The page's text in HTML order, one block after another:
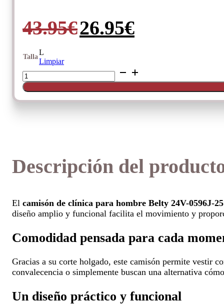
43.95€El
original
era:
26.95€El
actual
es:
Talla
L
Limpiar
Camisón
Clinica
De
Descripción del
El camisón de clínica para hombre Belty 24V-0596J-25
diseño amplio y funcional facilita el movimiento y
Comodidad pensada para cada
Gracias a su corte holgado, este camisón permite vestir
convalecencia o simplemente buscan una alternativa
Un diseño práctico y funcional